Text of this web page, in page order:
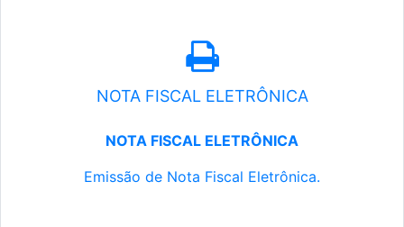
NOTA FISCAL ELETRÔNICA
NOTA FISCAL ELETRÔNICA
Emissão de Nota Fiscal Eletrônica.